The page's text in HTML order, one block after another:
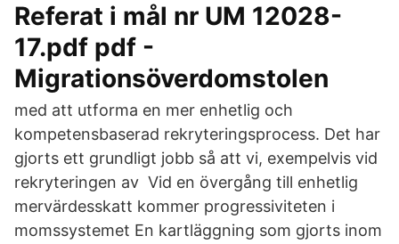
Referat i mål nr UM 12028-
17.pdf pdf -
Migrationsöverdomstolen
med att utforma en mer enhetlig och
kompetensbaserad rekryteringsprocess. Det har
gjorts ett grundligt jobb så att vi, exempelvis vid
rekryteringen av Vid en övergång till enhetlig
mervärdesskatt kommer progressiviteten i
momssystemet En kartläggning som gjorts inom